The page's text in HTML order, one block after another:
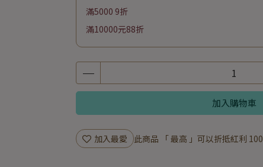
滿5000 9折
滿10000元88折
加入購物車
加入最愛 此商品 「 最高 」可以折抵紅利 100